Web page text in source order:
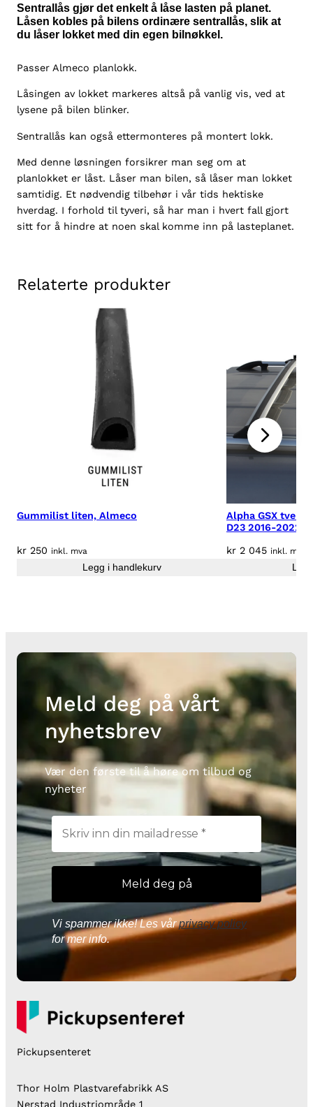
i
l
l
e
c
l
a
n
l
o
n
Sentrallås gjør det enkelt å låse lasten på planet.
Låsen kobles på bilens ordinære sentrallås, slik at
du låser lokket med din egen bilnøkkel.
Passer Almeco planlokk.
Låsingen av lokket markeres altså på vanlig vis, ved at
lysene på bilen blinker.
Sentrallås kan også ettermonteres på montert lokk.
Med denne løsningen forsikrer man seg om at
planlokket er låst. Låser man bilen, så låser man lokket
samtidig. Et nødvendig tilbehør i vår tids hektiske
hverdag. I forhold til tyveri, så har man i hvert fall gjort
sitt for å hindre at noen skal komme inn på lasteplanet.
Relaterte produkter
Gummilist liten, Almeco
kr 250 inkl. mva
Legg i handlekurv
Alpha GSX
D23 2016-2022
kr 2 045 inkl. mva
Meld deg på vårt
nyhetsbrev
Vær den første til å høre om tilbud og
nyheter
Vi spammer ikke! Les vårprivacy policy
for mer info.
Pickupsenteret
Thor Holm Plastvarefabrikk AS
Nerstad Industriområde 1